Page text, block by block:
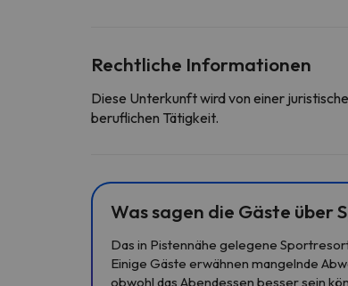
Rechtliche Informationen
Diese Unterkunft wird von einer
beruflichen Tätigkeit.
Was sagen die Gäste über
Das in Pistennähe gelegene
Einige Gäste erwähnen mangelnde
obwohl das Abendessen besser sein